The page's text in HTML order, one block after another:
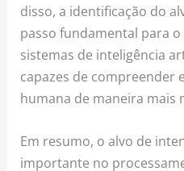
disso, a identificação do
passo fundamental para
sistemas de inteligência
capazes de compreender
humana de maneira mais
Em resumo, o alvo de
importante no